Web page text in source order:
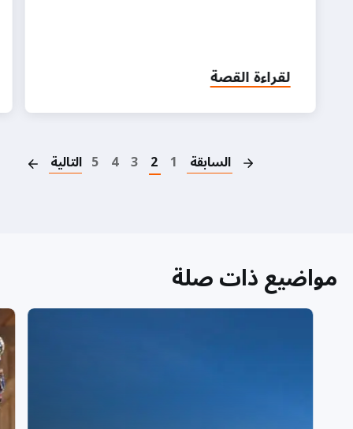
لقراءة القصة
السابقة 1
2
3
4
5 التالية
مواضيع ذات صلة